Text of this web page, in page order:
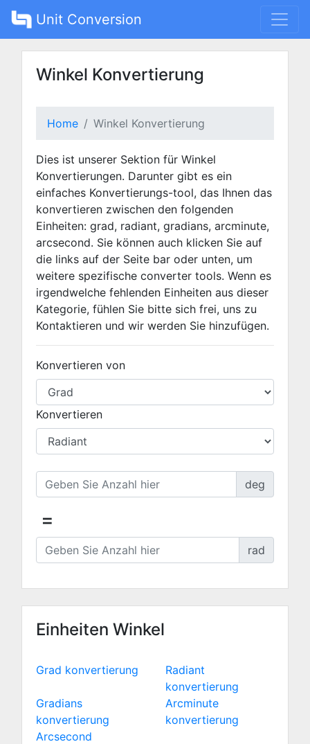
Unit Conversion
Winkel Konvertierung
Home Winkel Konvertierung
Dies ist unserer Sektion für Winkel
Konvertierungen. Darunter gibt es ein
einfaches Konvertierungs-tool, das Ihnen das
konvertieren zwischen den folgenden
Einheiten: grad, radiant, gradians, arcminute,
arcsecond. Sie können auch klicken Sie auf
die links auf der Seite bar oder unten, um
weitere spezifische converter tools. Wenn es
irgendwelche fehlenden Einheiten aus dieser
Kategorie, fühlen Sie bitte sich frei, uns zu
Kontaktieren und wir werden Sie hinzufügen.
Konvertieren von
Konvertieren
deg
=
rad
Einheiten Winkel
Grad konvertierung
Radiant
konvertierung
Gradians
konvertierung
Arcminute
konvertierung
Arcsecond